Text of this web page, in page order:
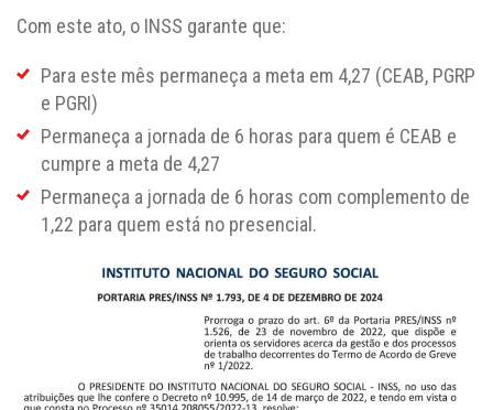
Com este ato, o INSS garante que:
Para este mês permaneça a meta em 4,27 (CEAB, PGRP
e PGRI)
Permaneça a jornada de 6 horas para quem é CEAB e
cumpre a meta de 4,27
Permaneça a jornada de 6 horas com complemento de
1,22 para quem está no presencial.